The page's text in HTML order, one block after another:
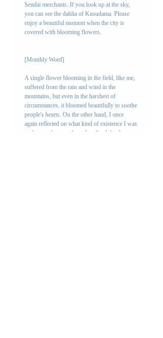
Sendai merchants. If you look up at the sky,
you can see the dahlia of Kusudama. Please
enjoy a beautiful moment when the city is
covered with blooming flowers.
[Monthly Word]
A single flower blooming in the field, like me,
suffered from the rain and wind in the
mountains, but even in the harshest of
circumstances, it bloomed beautifully to soothe
people's hearts. On the other hand, I once
again reflected on what kind of existence I was
to the people around me. I realized that I was